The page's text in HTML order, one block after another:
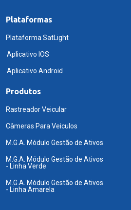
Plataformas
Plataforma SatLight
Aplicativo IOS
Aplicativo Android
Produtos
Rastreador Veicular
Câmeras Para Veiculos
M.G.A. Módulo Gestão de Ativos
M.G.A. Módulo Gestão de Ativos
- Linha Verde
M.G.A. Módulo Gestão de Ativos
- Linha Amarela